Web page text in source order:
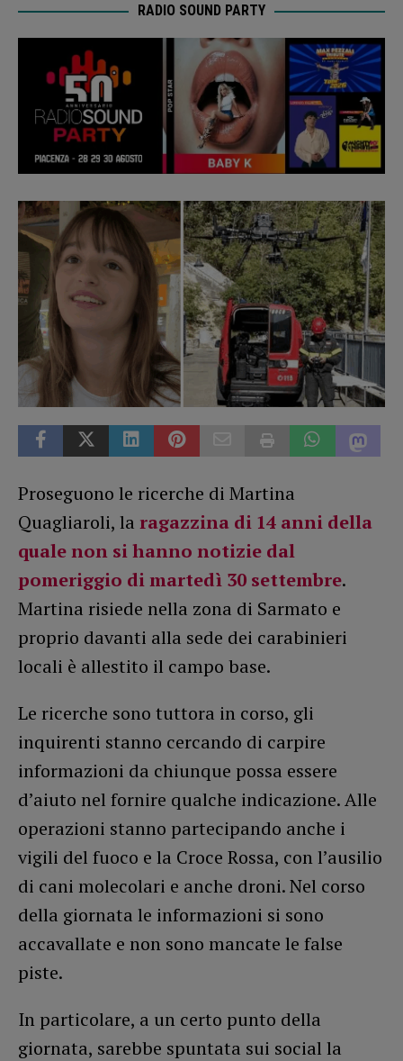
RADIO SOUND PARTY
Proseguono le ricerche di Martina
Quagliaroli, la ragazzina di 14 anni della
quale non si hanno notizie dal
pomeriggio di martedì 30 settembre.
Martina risiede nella zona di Sarmato e
proprio davanti alla sede dei carabinieri
locali è allestito il campo base.
Le ricerche sono tuttora in corso, gli
inquirenti stanno cercando di carpire
informazioni da chiunque possa essere
d’aiuto nel fornire qualche indicazione. Alle
operazioni stanno partecipando anche i
vigili del fuoco e la Croce Rossa, con l’ausilio
di cani molecolari e anche droni. Nel corso
della giornata le informazioni si sono
accavallate e non sono mancate le false
piste.
In particolare, a un certo punto della
giornata, sarebbe spuntata sui social la